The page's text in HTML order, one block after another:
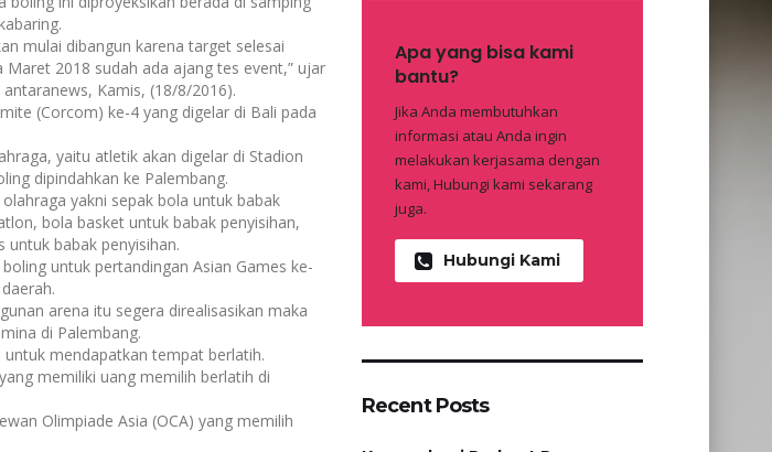
mulai dibangun karena target selesai
2018 sudah ada ajang tes event,” ujar
Kamis, (18/8/2016).
(Corcom) ke-4 yang digelar di Bali pada
yaitu atletik akan digelar di Stadion
dipindahkan ke Palembang.
yakni sepak bola untuk babak
bola basket untuk babak penyisihan,
babak penyisihan.
untuk pertandingan Asian Games ke-
arena itu segera direalisasikan maka
di Palembang.
mendapatkan tempat berlatih.
memiliki uang memilih berlatih di
Olimpiade Asia (OCA) yang memilih
Apa yang bisa kami
bantu?
Jika Anda membutuhkan
informasi atau Anda ingin
melakukan kerjasama dengan
kami, Hubungi kami sekarang
juga.
Hubungi Kami
Recent Posts